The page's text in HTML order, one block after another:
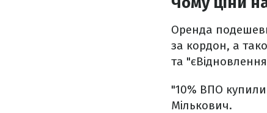
Оренда
за кордон, а
та
"10% ВПО
Мількович.